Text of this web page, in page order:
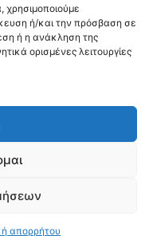
χρησιμοποιούμε
ή/και την πρόσβαση σε
ή η ανάκληση της
ορισμένες λειτουργίες
απορρήτου
αποστολής
(ΕΕ)